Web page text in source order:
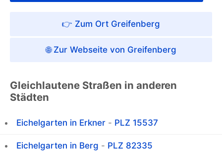
👉 Zum Ort Greifenberg
🌐 Zur Webseite von Greifenberg
Gleichlautene Straßen in anderen
Städten
Eichelgarten in Erkner - PLZ 15537
Eichelgarten in Berg - PLZ 82335